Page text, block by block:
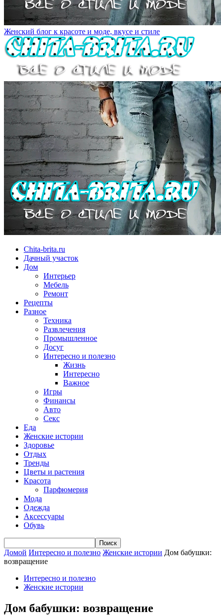
Женский блог к красоте и моде, вкусе и стиле
Chita-brita.ru
Дачный участок
Дом
Интерьер
Мебель
Ремонт
Рецепты
Разное
Техника
Развлечения
Промышленное
Досуг
Интересно и полезно
Жизнь
Интересно
Важное
Игры
Финансы
Авто
Секс
Еда
Женские истории
Здоровье
Отдых
Тренды
Цветы и растения
Красота
Парфюмерия
Мода
Одежда
Аксессуары
Обувь
Домой Интересно и полезно Женские истории Дом бабушки:
возвращение
Интересно и полезно
Женские истории
Дом бабушки: возвращение